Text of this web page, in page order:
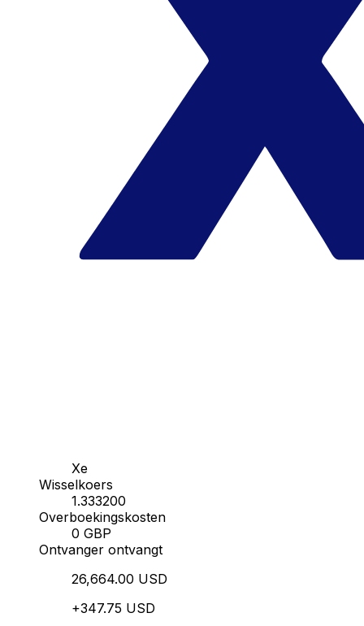
Xe
Wisselkoers
1.333200
Overboekingskosten
0 GBP
Ontvanger ontvangt
26,664.00 USD
+347.75 USD